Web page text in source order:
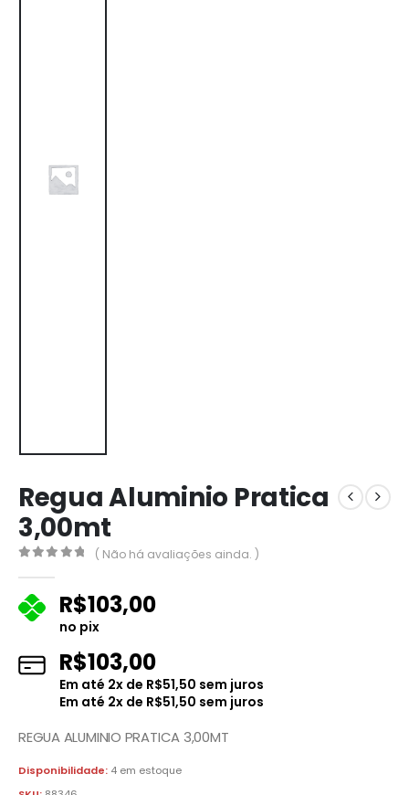
Regua Aluminio Pratica
3,00mt
( Não há avaliações ainda. )
R$103,00
no pix
R$103,00
Em até 2x de R$51,50 sem juros
Em até 2x de R$51,50 sem juros
REGUA ALUMINIO PRATICA 3,00MT
Disponibilidade: 4 em estoque